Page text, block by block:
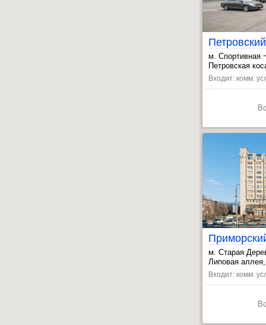
Петровский
м. Спортивная
, Крестовский
Петровская
Входит: комм.
м. Старая
, Чёрная
, Крестовский
Липовая
Входит: комм.